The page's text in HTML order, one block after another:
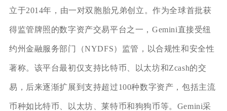
立于2014年，由一对双胞胎兄弟创立。作为全球首批获
得监管牌照的数字资产交易平台之一，Gemini直接受纽
约州金融服务部门（NYDFS）监管，以合规性和安全性
著称。该平台最初仅支持比特币、以太坊和Zcash的交
易，后来逐渐扩展到支持超过100种数字资产，包括主流
币种如比特币、以太坊、莱特币和狗狗币等。Gemini采